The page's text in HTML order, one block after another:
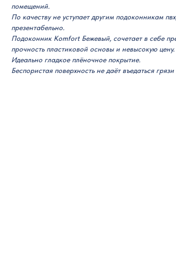
помещений.
По качеству не уступает другим подоконникам
презентабельно.
Подоконник Komfort Бежевый, сочетает в себе
прочность пластиковой основы и невысокую цену.
Идеально гладкое плёночное покрытие.
Беспористая поверхность не даёт въедаться